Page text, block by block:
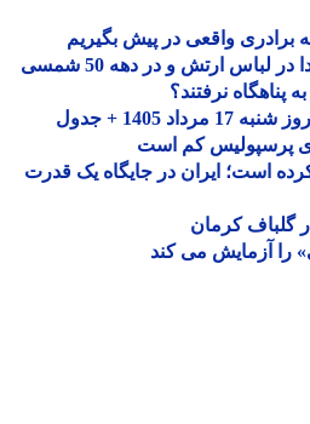
واقعی در پیش بگیریم
ارتش و در دهه 50 شمسی
نرفتند؟
+ جدول
کم است
ایران در جایگاه یک قدرت
آزمایش می کند